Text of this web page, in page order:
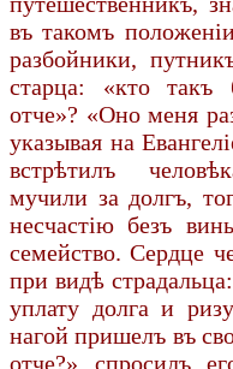
въ такомъ
разбойники,
старца: «кто такъ
отче»? «Оно меня
указывая на
встрѣтилъ
мучили за долгъ,
несчастію безъ
семейство. Сердце
при видѣ
уплату долга и
нагой пришелъ въ
отче?» спросилъ